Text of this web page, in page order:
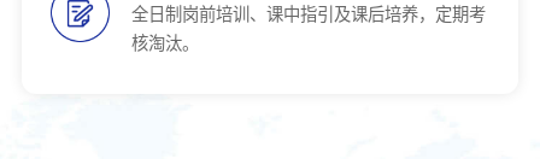
全日制岗前培训、课中指引及课后培养，定期考
核淘汰。